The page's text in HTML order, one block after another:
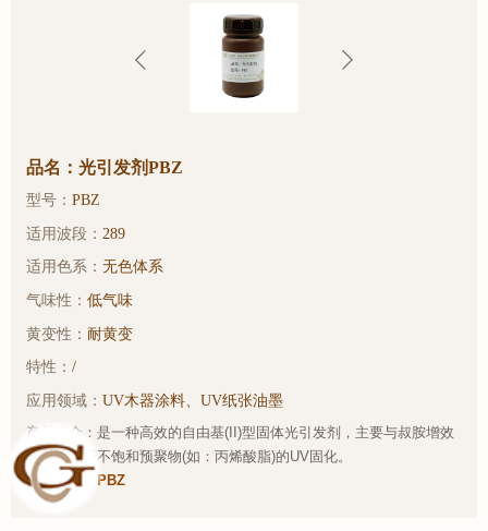
品名：光引发剂PBZ
型号：PBZ
适用波段： 289
适用色系：无色体系
气味性：低气味
黄变性：耐黄变
特性：/
应用领域：UV木器涂料、UV纸张油墨
产品简介：是一种高效的自由基(II)型固体光引发剂，主要与叔胺增效
剂共同用于不饱和预聚物(如：丙烯酸脂)的UV固化。
样品链接： PBZ